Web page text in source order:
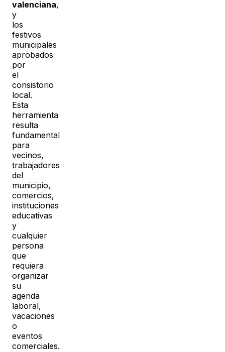
valenciana,
y
los
festivos
municipales
aprobados
por
el
consistorio
local.
Esta
herramienta
resulta
fundamental
para
vecinos,
trabajadores
del
municipio,
comercios,
instituciones
educativas
y
cualquier
persona
que
requiera
organizar
su
agenda
laboral,
vacaciones
o
eventos
comerciales.